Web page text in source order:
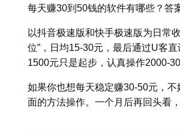
每天赚30到50钱的软件有哪些？答
以抖音极速版和快手极速版为日常
位”，日均15-30元，最后通过U客
1500元只是起步，认真操作2000-
如果你也想每天稳定赚30-50元，
面的方法操作。一个月后再回头看